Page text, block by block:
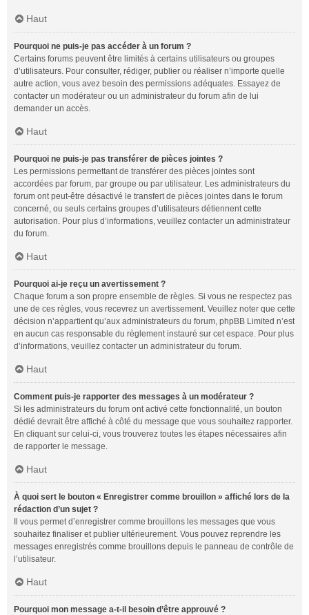
Haut
Pourquoi ne puis-je pas accéder à un forum ?
Certains forums peuvent être limités à certains utilisateurs ou groupes
d’utilisateurs. Pour consulter, rédiger, publier ou réaliser n’importe quelle
autre action, vous avez besoin des permissions adéquates. Essayez de
contacter un modérateur ou un administrateur du forum afin de lui
demander un accès.
Haut
Pourquoi ne puis-je pas transférer de pièces jointes ?
Les permissions permettant de transférer des pièces jointes sont
accordées par forum, par groupe ou par utilisateur. Les administrateurs du
forum ont peut-être désactivé le transfert de pièces jointes dans le forum
concerné, ou seuls certains groupes d’utilisateurs détiennent cette
autorisation. Pour plus d’informations, veuillez contacter un administrateur
du forum.
Haut
Pourquoi ai-je reçu un avertissement ?
Chaque forum a son propre ensemble de règles. Si vous ne respectez pas
une de ces règles, vous recevrez un avertissement. Veuillez noter que cette
décision n’appartient qu’aux administrateurs du forum, phpBB Limited n’est
en aucun cas responsable du règlement instauré sur cet espace. Pour plus
d’informations, veuillez contacter un administrateur du forum.
Haut
Comment puis-je rapporter des messages à un modérateur ?
Si les administrateurs du forum ont activé cette fonctionnalité, un bouton
dédié devrait être affiché à côté du message que vous souhaitez rapporter.
En cliquant sur celui-ci, vous trouverez toutes les étapes nécessaires afin
de rapporter le message.
Haut
À quoi sert le bouton « Enregistrer comme brouillon » affiché lors de la
rédaction d’un sujet ?
Il vous permet d’enregistrer comme brouillons les messages que vous
souhaitez finaliser et publier ultérieurement. Vous pouvez reprendre les
messages enregistrés comme brouillons depuis le panneau de contrôle de
l’utilisateur.
Haut
Pourquoi mon message a-t-il besoin d’être approuvé ?